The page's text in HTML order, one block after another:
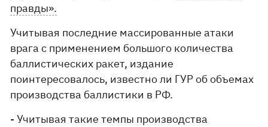
правды».
Учитывая последние массированные атаки
врага с применением большого количества
баллистических ракет, издание
поинтересовалось, известно ли ГУР об объемах
производства баллистики в РФ.
- Учитывая такие темпы производства